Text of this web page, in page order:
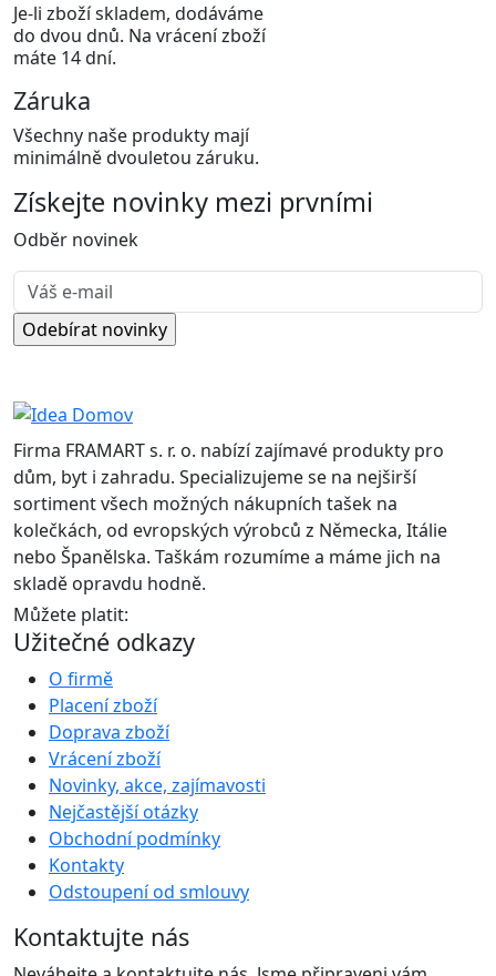
Je-li zboží skladem, dodáváme
do dvou dnů. Na vrácení zboží
máte 14 dní.
Záruka
Všechny naše produkty mají
minimálně dvouletou záruku.
Získejte novinky mezi prvními
Odběr novinek
Firma FRAMART s. r. o. nabízí zajímavé produkty pro
dům, byt i zahradu. Specializujeme se na nejširší
sortiment všech možných nákupních tašek na
kolečkách, od evropských výrobců z Německa, Itálie
nebo Španělska. Taškám rozumíme a máme jich na
skladě opravdu hodně.
Můžete platit:
Užitečné odkazy
O firmě
Placení zboží
Doprava zboží
Vrácení zboží
Novinky, akce, zajímavosti
Nejčastější otázky
Obchodní podmínky
Kontakty
Odstoupení od smlouvy
Kontaktujte nás